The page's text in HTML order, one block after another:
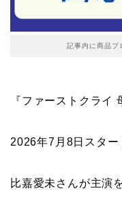
記事内に商品プ
『ファーストクライ
2026年7月8日スタ
比嘉愛未さんが主演